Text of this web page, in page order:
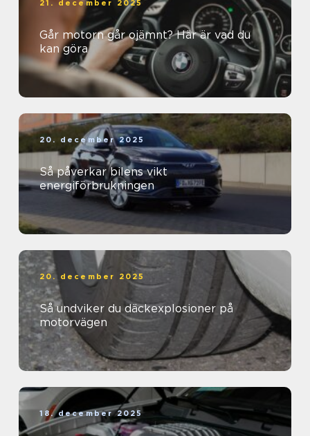
21. december 2025
Går motorn går ojämnt? Här är vad du
kan göra
20. december 2025
Så påverkar bilens vikt
energiförbrukningen
20. december 2025
Så undviker du däckexplosioner på
motorvägen
18. december 2025